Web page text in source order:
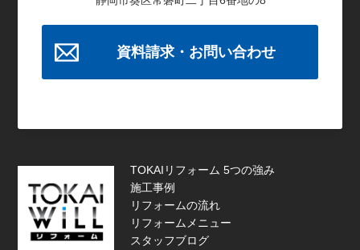
資料請求・お問い合わせ
TOKAIリフォーム 5つの強み
施工事例
リフォームの流れ
リフォームメニュー
スタッフブログ